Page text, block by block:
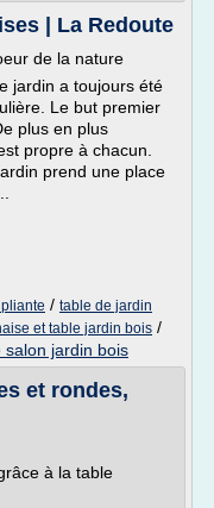
| La Redoute
de la nature
jardin a toujours été
Le but premier
plus en plus
propre à chacun.
prend une place
/ table de jardin
et table jardin bois /
salon jardin bois
et rondes,
à la table